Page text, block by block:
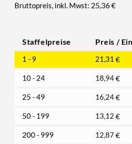
Bruttopreis, inkl. Mwst: 25,36€
Staffelpreise Preis /
1 - 9 21,31 €
10 - 24 18,94€
25 - 49 16,24€
50 - 199 13,12 €
200 - 999 12,87€